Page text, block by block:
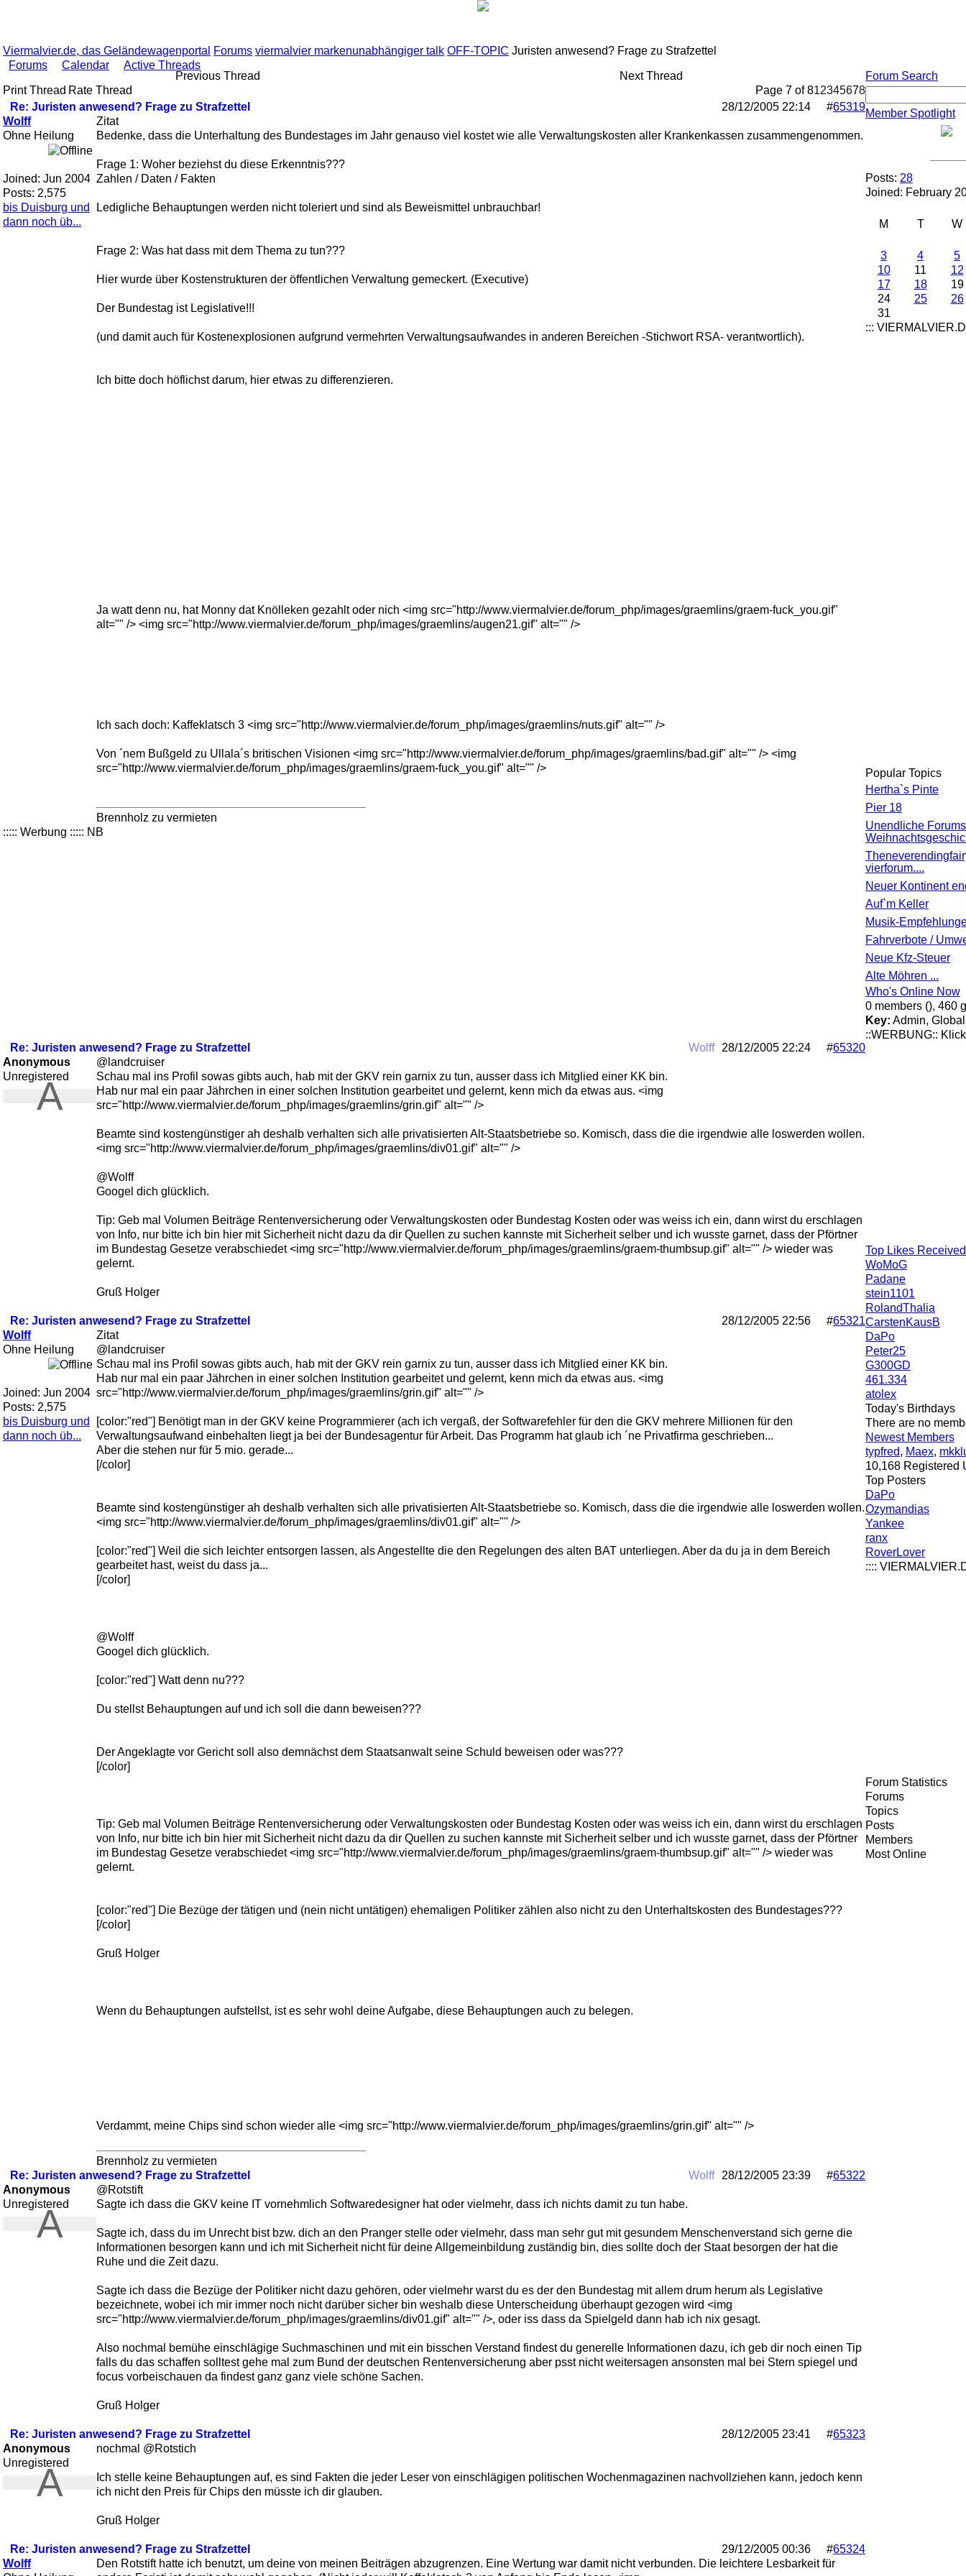
Viermalvier.de, das Geländewagenportal Forums viermalvier markenunabhängiger talk OFF-TOPIC Juristen anwesend? Frage zu Strafzettel
Forums
Calendar
Active Threads
Previous Thread
Next Thread
Print Thread Rate Thread Page 7 of 812345678
Re: Juristen anwesend? Frage zu Strafzettel
#65319
28/12/2005 22:14
Wolff
Ohne Heilung
Joined: Jun 2004
Posts: 2,575
bis Duisburg und
dann noch üb...
Zitat
Bedenke, dass die Unterhaltung des Bundestages im Jahr genauso viel kostet wie alle Verwaltungskosten aller Krankenkassen zusammengenommen.
Frage 1: Woher beziehst du diese Erkenntnis???
Zahlen / Daten / Fakten
Ledigliche Behauptungen werden nicht toleriert und sind als Beweismittel unbrauchbar!
Frage 2: Was hat dass mit dem Thema zu tun???
Hier wurde über Kostenstrukturen der öffentlichen Verwaltung gemeckert. (Executive)
Der Bundestag ist Legislative!!!
(und damit auch für Kostenexplosionen aufgrund vermehrten Verwaltungsaufwandes in anderen Bereichen -Stichwort RSA- verantwortlich).
Ich bitte doch höflichst darum, hier etwas zu differenzieren.
Ja watt denn nu, hat Monny dat Knölleken gezahlt oder nich <img src="http://www.viermalvier.de/forum_php/images/graemlins/graem-fuck_you.gif"
alt="" /> <img src="http://www.viermalvier.de/forum_php/images/graemlins/augen21.gif" alt="" />
Ich sach doch: Kaffeklatsch 3 <img src="http://www.viermalvier.de/forum_php/images/graemlins/nuts.gif" alt="" />
Von ´nem Bußgeld zu Ullala´s britischen Visionen <img src="http://www.viermalvier.de/forum_php/images/graemlins/bad.gif" alt="" /> <img
src="http://www.viermalvier.de/forum_php/images/graemlins/graem-fuck_you.gif" alt="" />
Brennholz zu vermieten
::::: Werbung ::::: NB
Re: Juristen anwesend? Frage zu Strafzettel Wolff #65320
28/12/2005 22:24
Anonymous
Unregistered
A
@landcruiser
Schau mal ins Profil sowas gibts auch, hab mit der GKV rein garnix zu tun, ausser dass ich Mitglied einer KK bin.
Hab nur mal ein paar Jährchen in einer solchen Institution gearbeitet und gelernt, kenn mich da etwas aus. <img
src="http://www.viermalvier.de/forum_php/images/graemlins/grin.gif" alt="" />
Beamte sind kostengünstiger ah deshalb verhalten sich alle privatisierten Alt-Staatsbetriebe so. Komisch, dass die die irgendwie alle loswerden wollen.
<img src="http://www.viermalvier.de/forum_php/images/graemlins/div01.gif" alt="" />
@Wolff
Googel dich glücklich.
Tip: Geb mal Volumen Beiträge Rentenversicherung oder Verwaltungskosten oder Bundestag Kosten oder was weiss ich ein, dann wirst du erschlagen
von Info, nur bitte ich bin hier mit Sicherheit nicht dazu da dir Quellen zu suchen kannste mit Sicherheit selber und ich wusste garnet, dass der Pförtner
im Bundestag Gesetze verabschiedet <img src="http://www.viermalvier.de/forum_php/images/graemlins/graem-thumbsup.gif" alt="" /> wieder was
gelernt.
Gruß Holger
Re: Juristen anwesend? Frage zu Strafzettel #65321
28/12/2005 22:56
Wolff
Ohne Heilung
Joined: Jun 2004
Posts: 2,575
bis Duisburg und
dann noch üb...
Zitat
@landcruiser
Schau mal ins Profil sowas gibts auch, hab mit der GKV rein garnix zu tun, ausser dass ich Mitglied einer KK bin.
Hab nur mal ein paar Jährchen in einer solchen Institution gearbeitet und gelernt, kenn mich da etwas aus. <img
src="http://www.viermalvier.de/forum_php/images/graemlins/grin.gif" alt="" />
[color:"red"] Benötigt man in der GKV keine Programmierer (ach ich vergaß, der Softwarefehler für den die GKV mehrere Millionen für den
Verwaltungsaufwand einbehalten liegt ja bei der Bundesagentur für Arbeit. Das Programm hat glaub ich ´ne Privatfirma geschrieben...
Aber die stehen nur für 5 mio. gerade...
[/color]
Beamte sind kostengünstiger ah deshalb verhalten sich alle privatisierten Alt-Staatsbetriebe so. Komisch, dass die die irgendwie alle loswerden wollen.
<img src="http://www.viermalvier.de/forum_php/images/graemlins/div01.gif" alt="" />
[color:"red"] Weil die sich leichter entsorgen lassen, als Angestellte die den Regelungen des alten BAT unterliegen. Aber da du ja in dem Bereich
gearbeitet hast, weist du dass ja...
[/color]
@Wolff
Googel dich glücklich.
[color:"red"] Watt denn nu???
Du stellst Behauptungen auf und ich soll die dann beweisen???
Der Angeklagte vor Gericht soll also demnächst dem Staatsanwalt seine Schuld beweisen oder was???
[/color]
Tip: Geb mal Volumen Beiträge Rentenversicherung oder Verwaltungskosten oder Bundestag Kosten oder was weiss ich ein, dann wirst du erschlagen
von Info, nur bitte ich bin hier mit Sicherheit nicht dazu da dir Quellen zu suchen kannste mit Sicherheit selber und ich wusste garnet, dass der Pförtner
im Bundestag Gesetze verabschiedet <img src="http://www.viermalvier.de/forum_php/images/graemlins/graem-thumbsup.gif" alt="" /> wieder was
gelernt.
[color:"red"] Die Bezüge der tätigen und (nein nicht untätigen) ehemaligen Politiker zählen also nicht zu den Unterhaltskosten des Bundestages???
[/color]
Gruß Holger
Wenn du Behauptungen aufstellst, ist es sehr wohl deine Aufgabe, diese Behauptungen auch zu belegen.
Verdammt, meine Chips sind schon wieder alle <img src="http://www.viermalvier.de/forum_php/images/graemlins/grin.gif" alt="" />
Brennholz zu vermieten
Re: Juristen anwesend? Frage zu Strafzettel
Wolff #65322
28/12/2005 23:39
Anonymous
Unregistered
A
@Rotstift
Sagte ich dass die GKV keine IT vornehmlich Softwaredesigner hat oder vielmehr, dass ich nichts damit zu tun habe.
Sagte ich, dass du im Unrecht bist bzw. dich an den Pranger stelle oder vielmehr, dass man sehr gut mit gesundem Menschenverstand sich gerne die
Informationen besorgen kann und ich mit Sicherheit nicht für deine Allgemeinbildung zuständig bin, dies sollte doch der Staat besorgen der hat die
Ruhe und die Zeit dazu.
Sagte ich dass die Bezüge der Politiker nicht dazu gehören, oder vielmehr warst du es der den Bundestag mit allem drum herum als Legislative
bezeichnete, wobei ich mir immer noch nicht darüber sicher bin weshalb diese Unterscheidung überhaupt gezogen wird <img
src="http://www.viermalvier.de/forum_php/images/graemlins/div01.gif" alt="" />, oder iss dass da Spielgeld dann hab ich nix gesagt.
Also nochmal bemühe einschlägige Suchmaschinen und mit ein bisschen Verstand findest du generelle Informationen dazu, ich geb dir noch einen Tip
falls du das schaffen solltest gehe mal zum Bund der deutschen Rentenversicherung aber psst nicht weitersagen ansonsten mal bei Stern spiegel und
focus vorbeischauen da findest ganz ganz viele schöne Sachen.
Gruß Holger
Re: Juristen anwesend? Frage zu Strafzettel #65323
28/12/2005 23:41
Anonymous
Unregistered
A
nochmal @Rotstich
Ich stelle keine Behauptungen auf, es sind Fakten die jeder Leser von einschlägigen politischen Wochenmagazinen nachvollziehen kann, jedoch kenn
ich nicht den Preis für Chips den müsste ich dir glauben.
Gruß Holger
Re: Juristen anwesend? Frage zu Strafzettel #65324
29/12/2005 00:36
Wolff
Den Rotstift hatte ich benutzt, um deine von meinen Beiträgen abzugrenzen. Eine Wertung war damit nicht verbunden. Die leichtere Lesbarkeit für
Forum Search
Member Spotlight
Posts: 28
Joined: February
M T W
3 4
5
10
11
12
17
18
19
24
25
26
31
:::
Popular Topics
Hertha`s Pinte
Pier 18
Unendliche
vierforum....
Neuer Kontinent
Auf`m Keller
Musik-
Fahrverbote /
Neue Kfz-Steuer
Alte Möhren ...
Who's Online Now
0 members (), 460
Key: Admin,
::WERBUNG::
Top Likes Received
WoMoG
Padane
stein1101
RolandThalia
CarstenKausB
DaPo
Peter25
G300GD
461.334
atolex
Today's Birthdays
There are no
Newest Members
typfred, Maex,
10,168 Registered
Top Posters
DaPo
Ozymandias
Yankee
ranx
RoverLover
::::
Forum Statistics
Forums
Topics
Posts
Members
Most Online